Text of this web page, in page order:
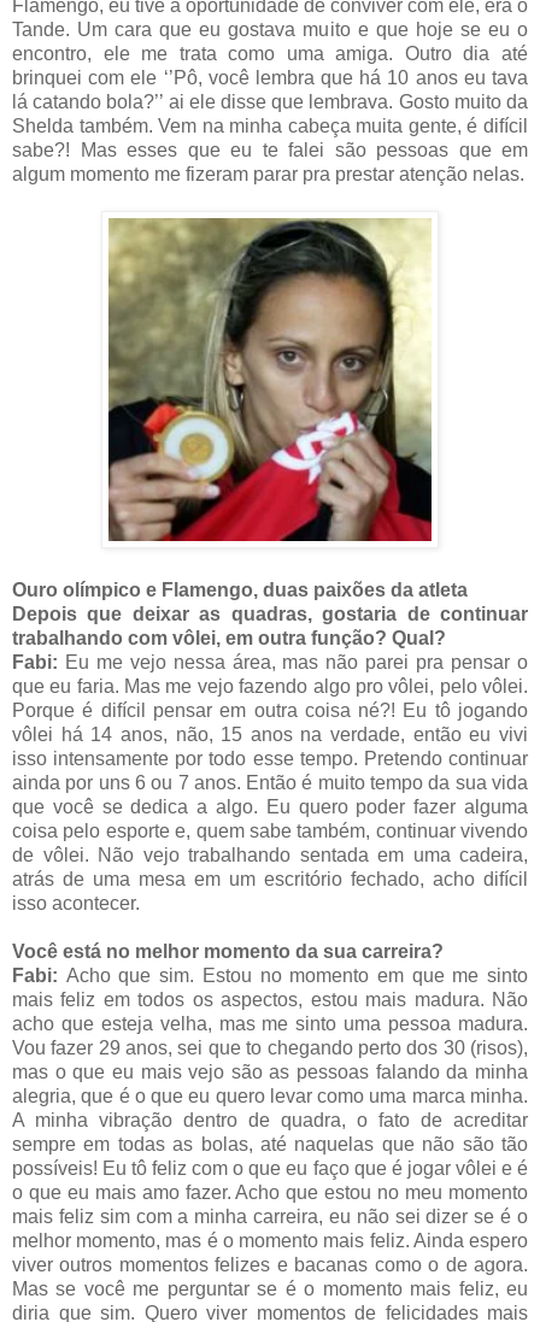
Flamengo, eu tive a oportunidade de conviver com ele, era o
Tande. Um cara que eu gostava muito e que hoje se eu o
encontro, ele me trata como uma amiga. Outro dia até
brinquei com ele ‘’Pô, você lembra que há 10 anos eu tava
lá catando bola?’’ ai ele disse que lembrava. Gosto muito da
Shelda também. Vem na minha cabeça muita gente, é difícil
sabe?! Mas esses que eu te falei são pessoas que em
algum momento me fizeram parar pra prestar atenção nelas.
Ouro olímpico e Flamengo, duas paixões da atleta
Depois que deixar as quadras, gostaria de continuar
trabalhando com vôlei, em outra função? Qual?
Fabi: Eu me vejo nessa área, mas não parei pra pensar o
que eu faria. Mas me vejo fazendo algo pro vôlei, pelo vôlei.
Porque é difícil pensar em outra coisa né?! Eu tô jogando
vôlei há 14 anos, não, 15 anos na verdade, então eu vivi
isso intensamente por todo esse tempo. Pretendo continuar
ainda por uns 6 ou 7 anos. Então é muito tempo da sua vida
que você se dedica a algo. Eu quero poder fazer alguma
coisa pelo esporte e, quem sabe também, continuar vivendo
de vôlei. Não vejo trabalhando sentada em uma cadeira,
atrás de uma mesa em um escritório fechado, acho difícil
isso acontecer.
Você está no melhor momento da sua carreira?
Fabi: Acho que sim. Estou no momento em que me sinto
mais feliz em todos os aspectos, estou mais madura. Não
acho que esteja velha, mas me sinto uma pessoa madura.
Vou fazer 29 anos, sei que to chegando perto dos 30 (risos),
mas o que eu mais vejo são as pessoas falando da minha
alegria, que é o que eu quero levar como uma marca minha.
A minha vibração dentro de quadra, o fato de acreditar
sempre em todas as bolas, até naquelas que não são tão
possíveis! Eu tô feliz com o que eu faço que é jogar vôlei e é
o que eu mais amo fazer. Acho que estou no meu momento
mais feliz sim com a minha carreira, eu não sei dizer se é o
melhor momento, mas é o momento mais feliz. Ainda espero
viver outros momentos felizes e bacanas como o de agora.
Mas se você me perguntar se é o momento mais feliz, eu
diria que sim. Quero viver momentos de felicidades mais